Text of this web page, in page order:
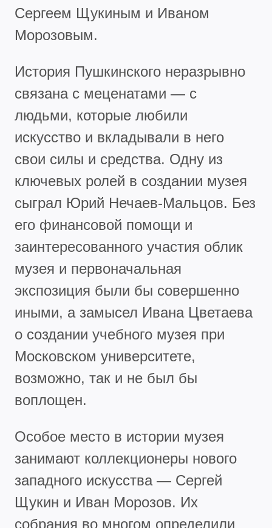
Сергеем Щукиным и Иваном
Морозовым.
История Пушкинского неразрывно
связана с меценатами — с
людьми, которые любили
искусство и вкладывали в него
свои силы и средства. Одну из
ключевых ролей в создании музея
сыграл Юрий Нечаев-Мальцов. Без
его финансовой помощи и
заинтересованного участия облик
музея и первоначальная
экспозиция были бы совершенно
иными, а замысел Ивана Цветаева
о создании учебного музея при
Московском университете,
возможно, так и не был бы
воплощен.
Особое место в истории музея
занимают коллекционеры нового
западного искусства — Сергей
Щукин и Иван Морозов. Их
собрания во многом определили